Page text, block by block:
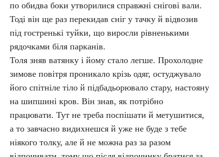
по обидва боки утворилися справжні снігові вали.
Тоді він ще раз перекидав сніг у тачку й відвозив
під гостренькі туйки, що виросли рівненькими
рядочками біля парканів.
Толя зняв ватянку і йому стало легше. Прохолодне
зимове повітря проникало крізь одяг, остуджувало
його спітніле тіло й підбадьорювало стару, настояну
на шипшині кров. Він знав, як потрібно
працювати. Тут не треба поспішати й метушитися,
а то завчасно видихнешся й уже не буде з тебе
ніякого толку, але й не можна раз за разом